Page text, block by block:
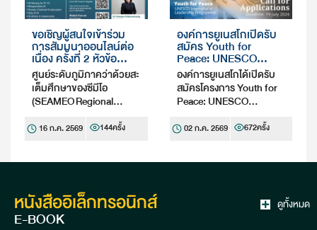
ขอเชิญผู้สนใจเข้าร่วม
การสัมมนาออนไลน์ต่อ
เนื่อง ครั้งที่ 2 หัวข้อ
“Human-Centred AI
for Education: Ethical
AI Literacy and the
Future of Learning in
Southeast Asia.” Part
2: Ethical AI Literacy
ศูนย์ระดับภูมิภาคว่าด้วยสะ
เต็มศึกษาของซีมีโอ
(SEAMEO Regional
Technology Engineering
Media Lab ขอเชิญผู้สนใจ
เข้าร…
16 ก.ค. 2569 144ครั้ง
องค์การยูเนสโกเปิดรับ
สมัคร Youth for
Peace: UNESCO
Intercultural
Leadership
Programme
องค์การยูเนสโกได้เปิดรับ
สมัครโครงการ Youth for
Peace: UNESCO
Programme ซึ่งมี
และสันติภาพ ผ่านการเส
02 ก.ค. 2569 672ครั้ง
ดูทั้งหมด
หนังสืออิเล็กทรอนิกส์
E-BOOK